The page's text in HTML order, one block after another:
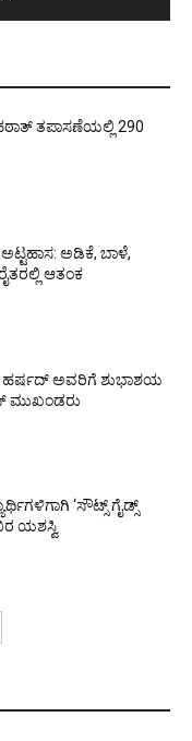
ತಪಾಸಣೆಯಲ್ಲಿ 290
ಅಡಿಕೆ, ಬಾಳೆ,
ಆತಂಕ
ಹರ್ಷದ್ ಅವರಿಗೆ ಶುಭಾಶಯ
ಮುಖಂಡರು
‘ಸೌಟ್ಸ್ ಗೈಡ್ಸ್
ಯಶಸ್ವಿ